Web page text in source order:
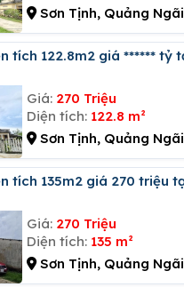
Sơn Tịnh, Quảng Ngãi
Giá: 270 Triệu
Diện tích: 122.8 m²
Sơn Tịnh, Quảng Ngãi
Giá: 270 Triệu
Diện tích: 135 m²
Sơn Tịnh, Quảng Ngãi